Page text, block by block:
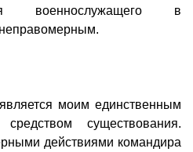
военнослужащего в
моим единственным
существования.
действиями командира